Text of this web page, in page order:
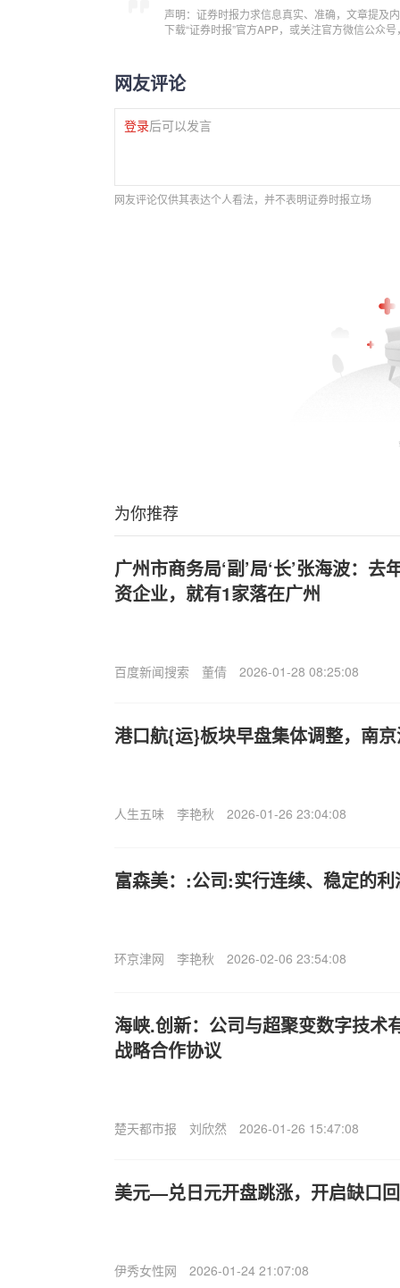
声明：证券时报力求信息真实、准确，文章提及
下载“证券时报”官方APP，或关注官方微信公众
网友评论
登录后可以发言
网友评论仅供其表达个人看法，并不表明证券时报立场
为你推荐
广州市商务局‘副’局‘长’张海波：
资企业，就有1家落在广州
百度新闻搜索 董倩 2026-01-28 08:25:08
港口航{运}板块早盘集体调整，南
人生五味 李艳秋 2026-01-26 23:04:08
富森美：:公司:实行连续、稳定的
环京津网 李艳秋 2026-02-06 23:54:08
海峡.创新：公司与超聚变数字技术
战略合作协议
楚天都市报 刘欣然 2026-01-26 15:47:08
美元—兑日元开盘跳涨，开启缺口
伊秀女性网 2026-01-24 21:07:08